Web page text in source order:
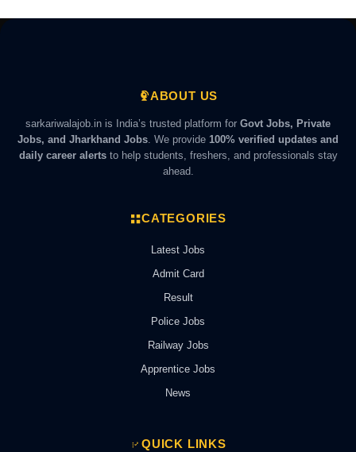
ABOUT US
sarkariwalajob.in is India’s trusted platform for Govt Jobs, Private
Jobs, and Jharkhand Jobs. We provide 100% verified updates and
daily career alertsto help students, freshers, and professionals stay
ahead.
CATEGORIES
Latest Jobs
Admit Card
Result
Police Jobs
Railway Jobs
Apprentice Jobs
News
QUICK LINKS